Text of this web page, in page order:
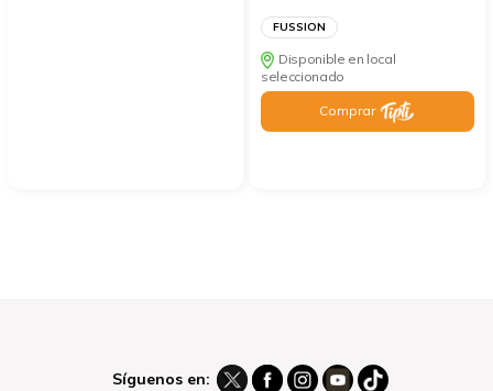
FUSSION
Disponible en local
seleccionado
Comprar
Síguenos en: